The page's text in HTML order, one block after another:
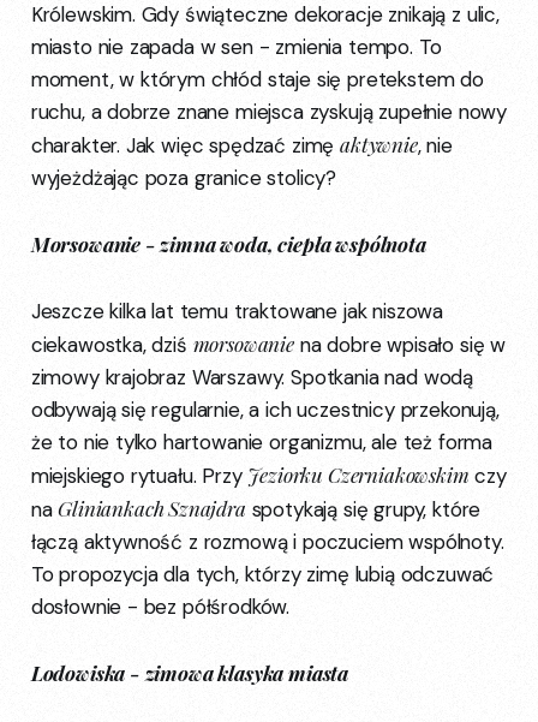
Królewskim. Gdy świąteczne dekoracje znikają z ulic,
miasto nie zapada w sen - zmienia tempo. To
moment, w którym chłód staje się pretekstem do
ruchu, a dobrze znane miejsca zyskują zupełnie nowy
charakter. Jak więc spędzać zimęaktywnie, nie
wyjeżdżając poza granice stolicy?
Morsowanie - zimna woda, ciepła wspólnota
Jeszcze kilka lat temu traktowane jak niszowa
ciekawostka, dziś morsowaniena dobre wpisało się w
zimowy krajobraz Warszawy. Spotkania nad wodą
odbywają się regularnie, a ich uczestnicy przekonują,
że to nie tylko hartowanie organizmu, ale też forma
miejskiego rytuału. Przy Jeziorku Czerniakowskim czy
naGliniankach Sznajdra spotykają się grupy, które
łączą aktywność z rozmową i poczuciem wspólnoty.
To propozycja dla tych, którzy zimę lubią odczuwać
dosłownie - bez półśrodków.
Lodowiska - zimowa klasyka miasta